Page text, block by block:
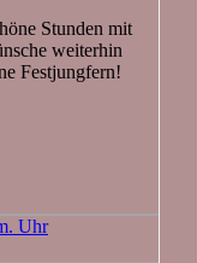
Stunden mit
weiterhin
Festjungfern!
Uhr